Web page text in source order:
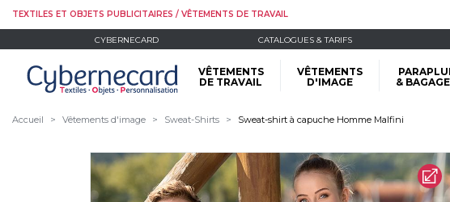
TEXTILES ET OBJETS PUBLICITAIRES / VÊTEMENTS DE TRAVAIL
CYBERNECARD CATALOGUES & TARIFS
VÊTEMENTS
DE TRAVAIL
VÊTEMENTS
D'IMAGE
&
Accueil Vêtements d'image Sweat-Shirts
Sweat-shirt à capuche Homme Malfini